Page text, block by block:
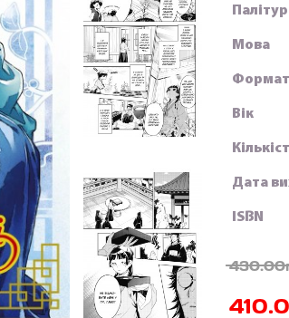
Мова
Формат
Вік
Дата
ISBN